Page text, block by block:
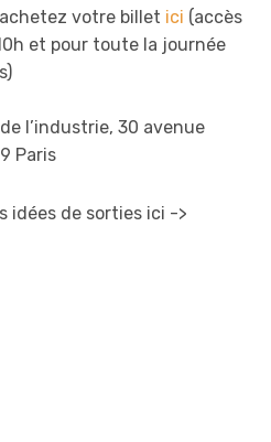
votre billet ici (accès
et pour toute la journée
l’industrie, 30 avenue
Paris
idées de sorties ici ->